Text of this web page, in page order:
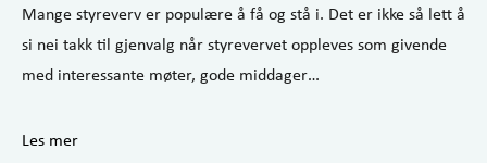
Mange styreverv er populære å få og stå i. Det er ikke så lett å
si nei takk til gjenvalg når styrevervet oppleves som givende
med interessante møter, gode middager…
Les mer